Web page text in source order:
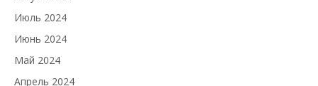
Июль 2024
Июнь 2024
Май 2024
Апрель 2024